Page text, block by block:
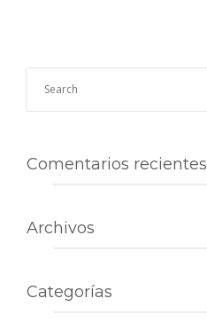
Comentarios recientes
Archivos
Categorías